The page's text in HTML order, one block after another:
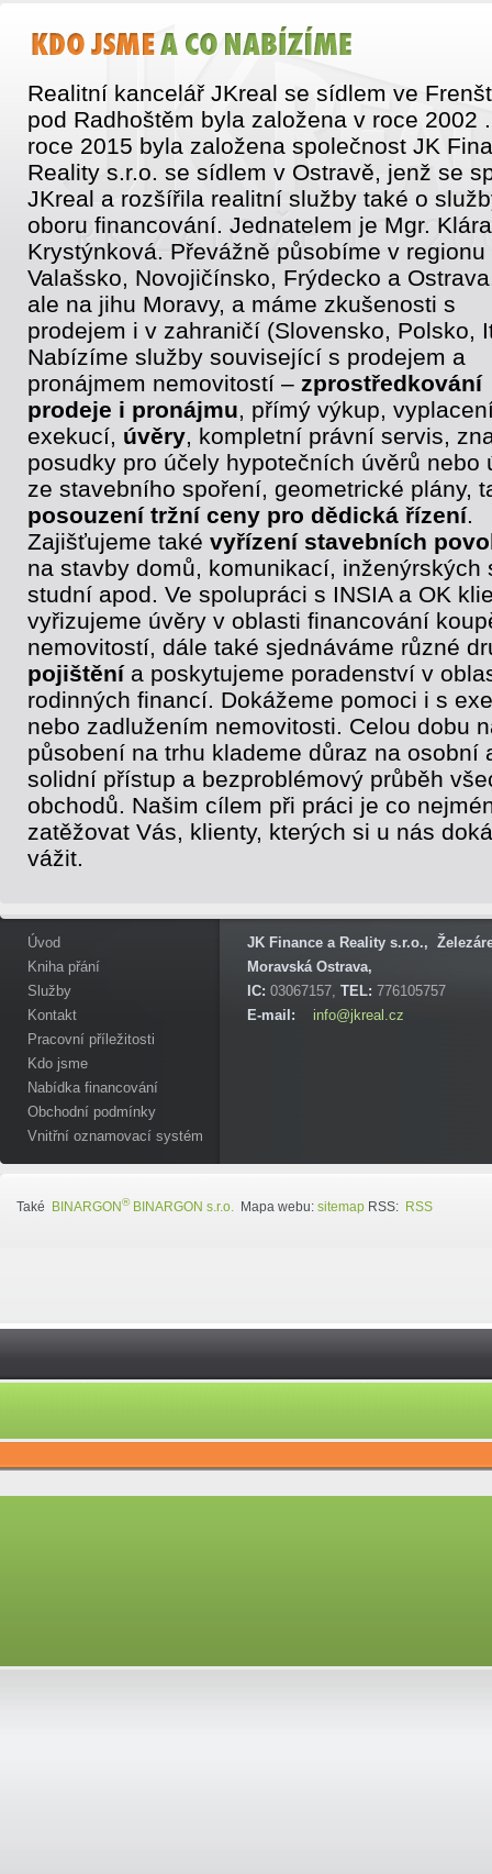
Realitní kancelář JKreal se sídlem ve
pod Radhoštěm byla založena v roce 2002
roce 2015 byla založena společnost JK
Reality s.r.o. se sídlem v Ostravě, jenž se
JKreal a rozšířila realitní služby také o
oboru financování. Jednatelem je Mgr. Klára
Krystýnková. Převážně působíme v regionu
Valašsko, Novojičínsko, Frýdecko a
ale na jihu Moravy, a máme zkušenosti s
prodejem i v zahraničí (Slovensko, Polsko,
Nabízíme služby související s prodejem a
pronájmem nemovitostí – zprostředkování
prodeje i pronájmu, přímý výkup,
exekucí, úvěry, kompletní právní servis,
posudky pro účely hypotečních úvěrů nebo
ze stavebního spoření, geometrické plány,
posouzení tržní ceny pro dědická řízení.
Zajišťujeme také vyřízení stavebních
na stavby domů, komunikací, inženýrských
studní apod. Ve spolupráci s INSIA a OK
vyřizujeme úvěry v oblasti financování
nemovitostí, dále také sjednáváme různé
pojištěnía poskytujeme poradenství v
rodinných financí. Dokážeme pomoci i s
nebo zadlužením nemovitosti. Celou dobu
působení na trhu klademe důraz na osobní
solidní přístup a bezproblémový průběh
obchodů. Našim cílem při práci je co
zatěžovat Vás, klienty, kterých si u nás
vážit.
Úvod
Kniha přání
Služby
Kontakt
Pracovní příležitosti
Kdo jsme
Nabídka financování
Obchodní podmínky
Vnitřní oznamovací systém
JK Finance a Reality s.r.o.,
Moravská Ostrava,
IC: 03067157, TEL: 776105757
E-mail:
info@jkreal.cz
Také BINARGON®BINARGON s.r.o. Mapa webu: sitemap RSS: RSS